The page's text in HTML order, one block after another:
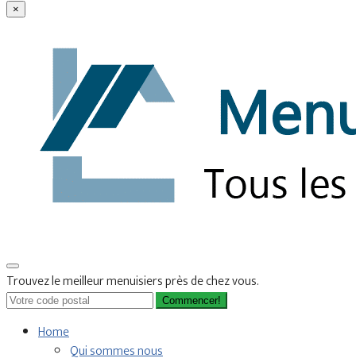
×
Trouvez le meilleur menuisiers près de chez vous.
Commencer!
Home
Qui sommes nous